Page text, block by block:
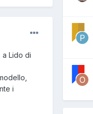
a Lido di
i